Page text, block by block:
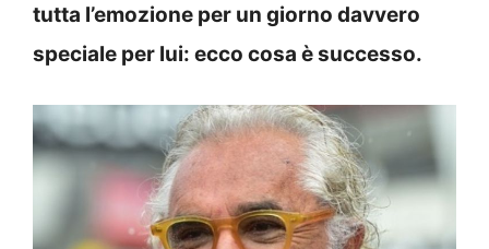
tutta l’emozione per un giorno davvero
speciale per lui: ecco cosa è successo.